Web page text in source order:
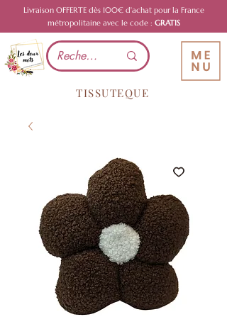
Livraison OFFERTE dès 100€ d'achat pour la France
métropolitaine avec le code : GRATIS
TISSUTEQUE